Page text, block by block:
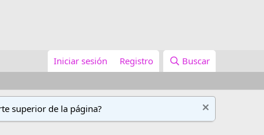
Iniciar sesión Registro Buscar
superior de la página?